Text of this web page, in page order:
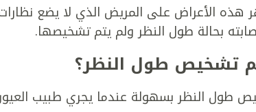
هذه الأعراض على المريض الذي لا يضع
بحالة طول النظر ولم يتم تشخيصها.
تشخيص طول النظر؟
طول النظر بسهولة عندما يجري طبيب